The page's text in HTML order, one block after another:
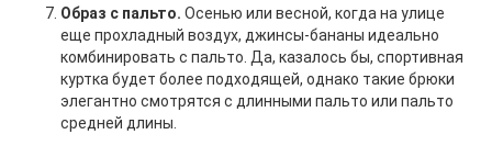
Образ с пальто. Осенью или весной, когда на улице
еще прохладный воздух, джинсы-бананы идеально
комбинировать с пальто. Да, казалось бы, спортивная
куртка будет более подходящей, однако такие брюки
элегантно смотрятся с длинными пальто или пальто
средней длины.